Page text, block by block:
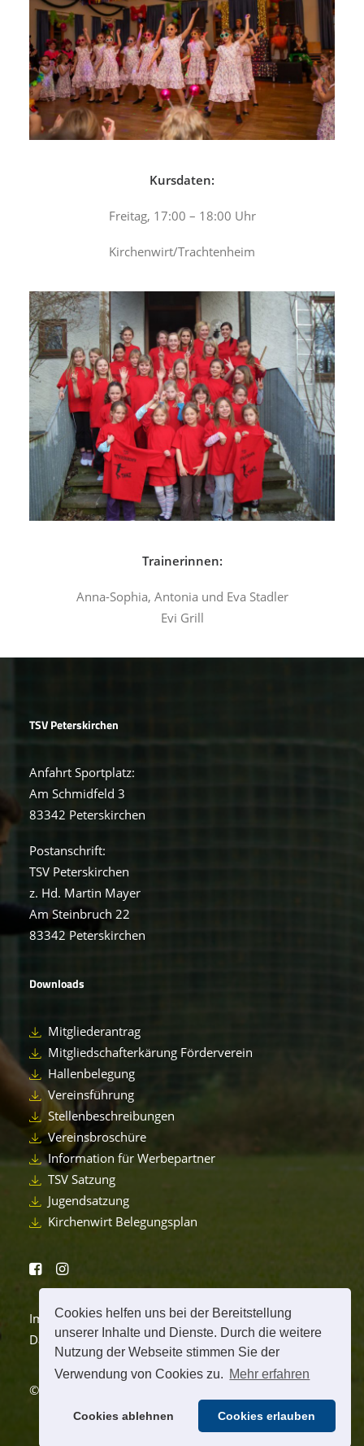
Cookies helfen uns bei der Bereitstellung
unserer Inhalte und Dienste. Durch die weitere
Nutzung der Webseite stimmen Sie der
Verwendung von Cookies zu. Mehr erfahren
Cookies ablehnen Cookies erlauben
Kursdaten:
Freitag, 17:00 – 18:00 Uhr
Kirchenwirt/Trachtenheim
Trainerinnen:
Anna-Sophia, Antonia und Eva Stadler
Evi Grill
TSV Peterskirchen
Anfahrt Sportplatz:
Am Schmidfeld 3
83342 Peterskirchen
Postanschrift:
TSV Peterskirchen
z. Hd. Martin Mayer
Am Steinbruch 22
83342 Peterskirchen
Downloads
Mitgliederantrag
Mitgliedschafterkärung Förderverein
Hallenbelegung
Vereinsführung
Stellenbeschreibungen
Vereinsbroschüre
Information für Werbepartner
TSV Satzung
Jugendsatzung
Kirchenwirt Belegungsplan
Impressum
Datenschutzerklärung
© 2026 TSV Peterskirchen.